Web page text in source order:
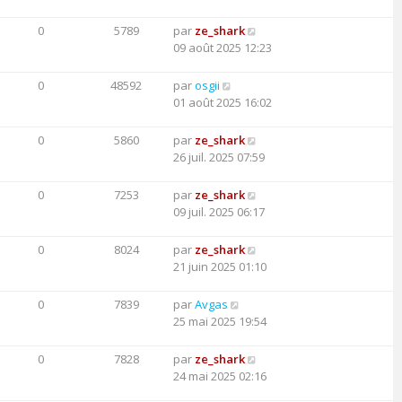
0 5789 par ze_shark
09 août 2025 12:23
0 48592 parosgii
01 août 2025 16:02
0 5860 par ze_shark
26 juil. 2025 07:59
0 7253 par ze_shark
09 juil. 2025 06:17
0 8024 par ze_shark
21 juin 2025 01:10
0 7839 parAvgas
25 mai 2025 19:54
0 7828 par ze_shark
24 mai 2025 02:16